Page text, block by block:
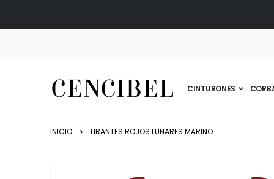
CINTURONES
INICIO TIRANTES ROJOS LUNARES MARINO